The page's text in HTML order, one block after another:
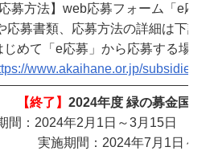
応募方法】web応募フォーム「e応
応募書類、応募方法の詳細は下記
じめて「e応募」から応募する場合
www.akaihane.or.jp/subsidies/
【終了】 2024年度 緑の募金国際
間：2024年2月1日～3月15日 ！
実施期間：2024年7月1日～